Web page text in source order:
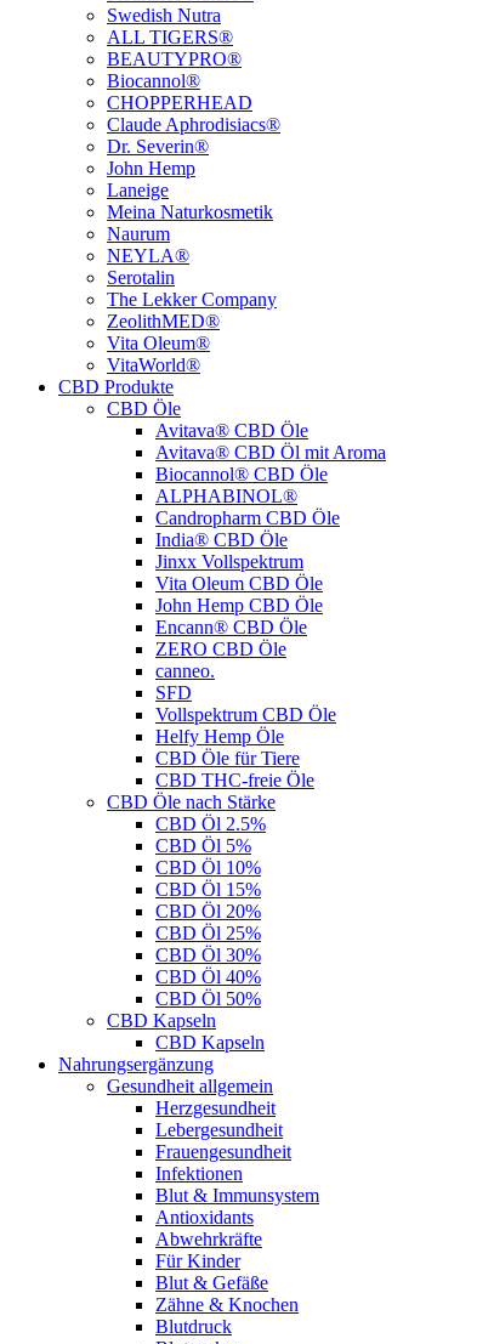
Swedish Nutra
ALL TIGERS®
BEAUTYPRO®
Biocannol®
CHOPPERHEAD
Claude Aphrodisiacs®
Dr. Severin®
John Hemp
Laneige
Meina Naturkosmetik
Naurum
NEYLA®
Serotalin
The Lekker Company
ZeolithMED®
Vita Oleum®
VitaWorld®
CBD Produkte
CBD Öle
Avitava® CBD Öle
Avitava® CBD Öl mit Aroma
Biocannol® CBD Öle
ALPHABINOL®
Candropharm CBD Öle
India® CBD Öle
Jinxx Vollspektrum
Vita Oleum CBD Öle
John Hemp CBD Öle
Encann® CBD Öle
ZERO CBD Öle
canneo.
SFD
Vollspektrum CBD Öle
Helfy Hemp Öle
CBD Öle für Tiere
CBD THC-freie Öle
CBD Öle nach Stärke
CBD Öl 2.5%
CBD Öl 5%
CBD Öl 10%
CBD Öl 15%
CBD Öl 20%
CBD Öl 25%
CBD Öl 30%
CBD Öl 40%
CBD Öl 50%
CBD Kapseln
CBD Kapseln
Nahrungsergänzung
Gesundheit allgemein
Herzgesundheit
Lebergesundheit
Frauengesundheit
Infektionen
Blut & Immunsystem
Antioxidants
Abwehrkräfte
Für Kinder
Blut & Gefäße
Zähne & Knochen
Blutdruck